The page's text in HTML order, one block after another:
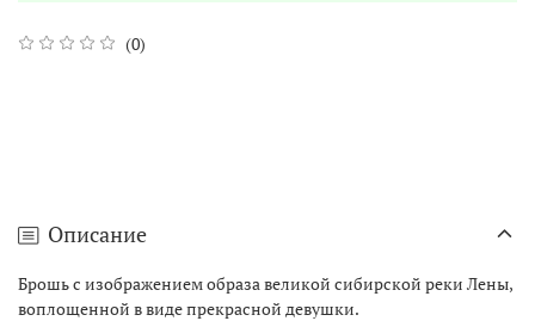
(0)
Описание
Брошь с изображением образа великой сибирской реки Лены,
воплощенной в виде прекрасной девушки.